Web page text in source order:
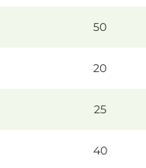
50
20
25
40